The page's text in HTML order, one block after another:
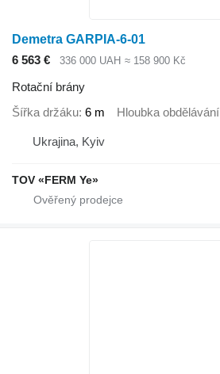
Demetra GARPIA-6-01
6 563 €
336 000 UAH ≈ 158 900 Kč
Rotační brány
Šířka držáku 6 m Hloubka obdělávání
Ukrajina, Kyiv
TOV «FERM Ye»